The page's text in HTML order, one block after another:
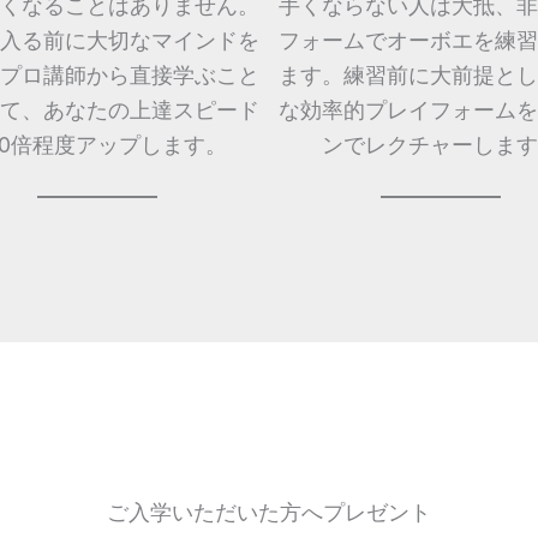
る前に大切なマインドを
ロ講師から直接学ぶこと
、あなたの上達スピード
倍程度アップします。
フォームでオーボエを練
ます。練習前に大前提と
な効率的プレイフォーム
ンでレクチャーしま
ご入学いただいた方へプレゼント